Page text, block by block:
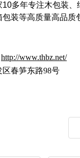
多年专注木包装、
装等高质量高品
http://www.thbz.net/
春笋东路98号